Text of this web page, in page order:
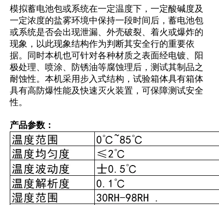
模拟蓄电池包或系统在一定温度下，一定酸碱度及
一定浓度的盐雾环境中保持一段时间后，蓄电池包
或系统是否会出现泄漏、外壳破裂、着火或爆炸的
现象，以此现象结构作为判断其安全行的重要依
据。同时本机也可针对各种材质之表面经电镀、阳
极处理、喷涂、防锈油等腐蚀理后，测试其制品之
耐蚀性。本机采用步入式结构，试验箱体具有箱体
具有高防爆性能及快速灭火装置，可保障测试安全
性。
产品参数：